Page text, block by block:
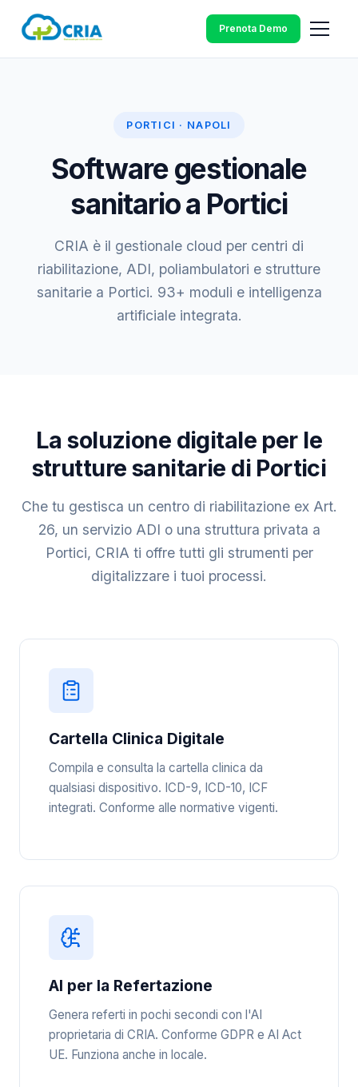
Prenota Demo
PORTICI · NAPOLI
Software gestionale
sanitario a Portici
CRIA è il gestionale cloud per centri di
riabilitazione, ADI, poliambulatori e strutture
sanitarie a Portici. 93+ moduli e intelligenza
artificiale integrata.
La soluzione digitale per le
strutture sanitarie di Portici
Che tu gestisca un centro di riabilitazione ex Art.
26, un servizio ADI o una struttura privata a
Portici, CRIA ti offre tutti gli strumenti per
digitalizzare i tuoi processi.
Cartella Clinica Digitale
Compila e consulta la cartella clinica da
qualsiasi dispositivo. ICD-9, ICD-10, ICF
integrati. Conforme alle normative vigenti.
AI per la Refertazione
Genera referti in pochi secondi con l'AI
proprietaria di CRIA. Conforme GDPR e AI Act
UE. Funziona anche in locale.